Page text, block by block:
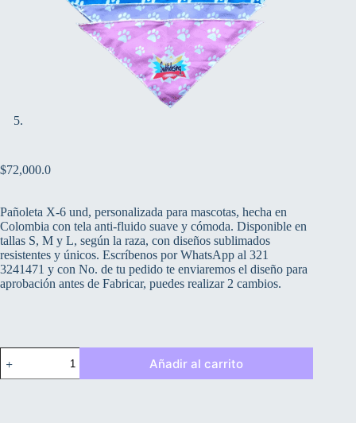
$72,000.0
Pañoleta X-6 und, personalizada para mascotas, hecha en
Colombia con tela anti-fluido suave y cómoda. Disponible en
tallas S, M y L, según la raza, con diseños sublimados
resistentes y únicos. Escríbenos por WhatsApp al 321
3241471 y con No. de tu pedido te enviaremos el diseño para
aprobación antes de Fabricar, puedes realizar 2 cambios.
X-
6
Añadir al carrito